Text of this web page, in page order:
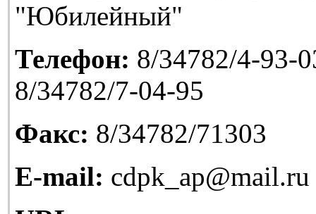
"Юбилейный"
Телефон: 8/34782/4-93-
8/34782/7-04-95
Факс: 8/34782/71303
E-mail: cdpk_ap@mail.ru